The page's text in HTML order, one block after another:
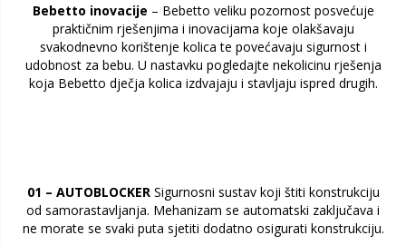
Bebetto inovacije – Bebetto veliku pozornost posvećuje
praktičnim rješenjima i inovacijama koje olakšavaju
svakodnevno korištenje kolica te povećavaju sigurnost i
udobnost za bebu. U nastavku pogledajte nekolicinu rješenja
koja Bebetto dječja kolica izdvajaju i stavljaju ispred drugih.
01 – AUTOBLOCKERSigurnosni sustav koji štiti konstrukciju
od samorastavljanja. Mehanizam se automatski zaključava i
ne morate se svaki puta sjetiti dodatno osigurati konstrukciju.